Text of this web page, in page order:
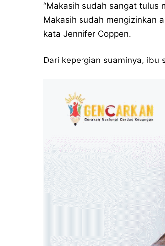
“Makasih sudah sangat tulus
Makasih sudah mengizinkan
kata Jennifer Coppen.
Dari kepergian suaminya, ibu